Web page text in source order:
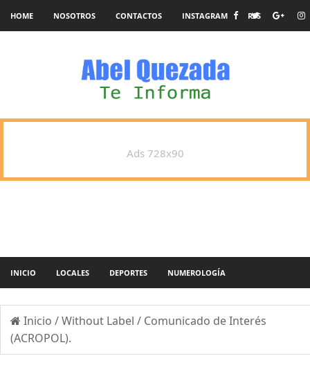
HOME NOSOTROS CONTACTOS INSTAGRAM RSS
Ads 728x90
INICIO LOCALES DEPORTES NUMEROLOGÍA
Inicio /Without Label / Comunicado de Interés
(ACROPOL).